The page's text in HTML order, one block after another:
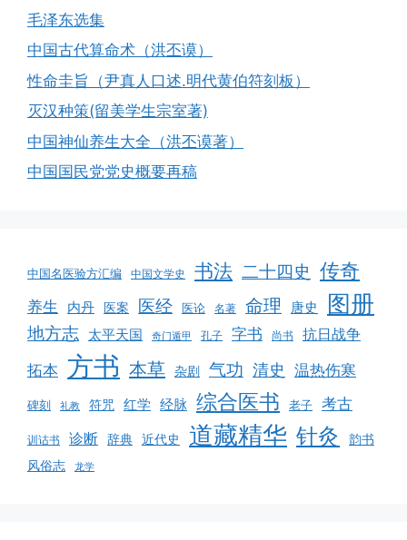
毛泽东选集
中国古代算命术（洪丕谟）
性命圭旨（尹真人口述.明代黄伯符刻板）
灭汉种策(留美学生宗室著)
中国神仙养生大全（洪丕谟著）
中国国民党党史概要再稿
中国名医验方汇编 中国文学史 书法 二十四史 传奇
养生 内丹 医案 医经 医论 名著 命理 唐史 图册
地方志 太平天国 奇门遁甲 孔子 字书 尚书 抗日战争
拓本 方书 本草 杂剧 气功 清史 温热伤寒
碑刻 礼教 符咒 红学 经脉 综合医书 老子 考古
训诂书 诊断 辞典 近代史 道藏精华 针灸 韵书
风俗志 龙学